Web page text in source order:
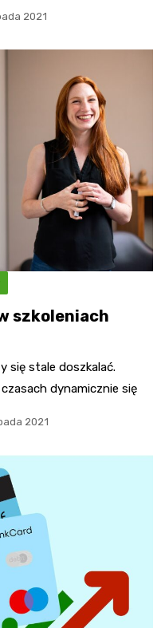
2021
szkoleniach
się stale doszkalać.
dynamicznie się
2021